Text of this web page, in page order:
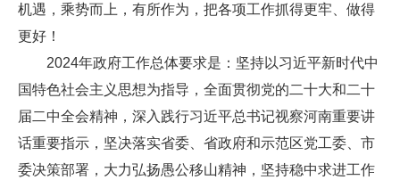
机遇，乘势而上，有所作为，把各项工作抓得更牢、做得
更好！
2024年政府工作总体要求是：坚持以习近平新时代中
国特色社会主义思想为指导，全面贯彻党的二十大和二十
届二中全会精神，深入践行习近平总书记视察河南重要讲
话重要指示，坚决落实省委、省政府和示范区党工委、市
委决策部署，大力弘扬愚公移山精神，坚持稳中求进工作